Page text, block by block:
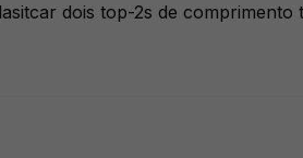
dois top-2s de